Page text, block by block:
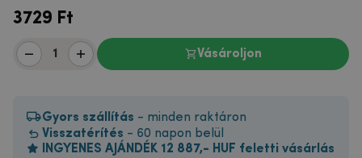
3729 Ft
Vásároljon
Gyors szállítás - minden raktáron
Visszatérítés - 60 napon belül
INGYENES AJÁNDÉK 12 887,- HUF feletti vásárlás